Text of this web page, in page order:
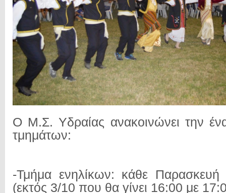
Ο Μ.Σ. Υδραίας ανακοινώνει την
τμημάτων:
-Τμήμα ενηλίκων: κάθε
(εκτός 3/10 που θα γίνει 16:00 με